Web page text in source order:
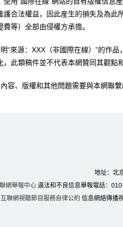
護合法權益，因此産生的損失及為此
費等）全部由侵權方承擔。
“來源：XXX（非國際在線）”的作
，此類稿件並不代表本網贊同其觀點
容、版權和其他問題需要與本網聯
地址：北
網舉報中心違法和不良信息舉報電話：
聯網視聽節目服務自律公約 信息網絡傳播